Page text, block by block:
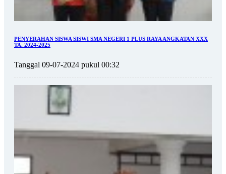
PENYERAHAN SISWA SISWI SMA NEGERI 1 PLUS RAYA ANGKATAN XXX
TA. 2024-2025
Tanggal 09-07-2024 pukul 00:32